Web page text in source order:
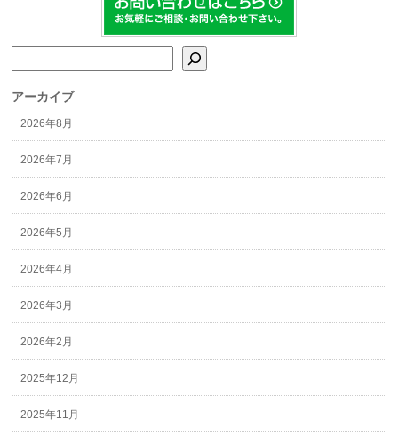
アーカイブ
2026年8月
2026年7月
2026年6月
2026年5月
2026年4月
2026年3月
2026年2月
2025年12月
2025年11月